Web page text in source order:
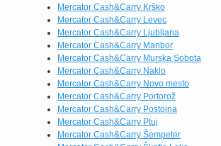
Mercator Cash&Carry Krško
Mercator Cash&Carry Levec
Mercator Cash&Carry Ljubljana
Mercator Cash&Carry Maribor
Mercator Cash&Carry Murska Sobota
Mercator Cash&Carry Naklo
Mercator Cash&Carry Novo mesto
Mercator Cash&Carry Portorož
Mercator Cash&Carry Postojna
Mercator Cash&Carry Ptuj
Mercator Cash&Carry Šempeter